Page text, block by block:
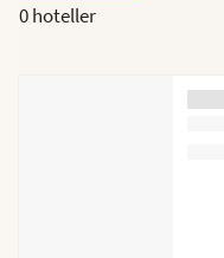
0 hoteller